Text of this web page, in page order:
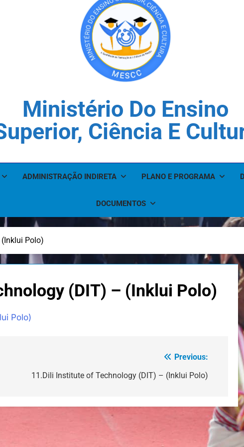
Ministério Do Ensino
Ciência E
ADMINISTRAÇÃO INDIRETA PLANO E PROGRAMA
DOCUMENTOS
Polo)
(DIT) – (Inklui Polo)
Polo)
Previous:
11.Dili Institute of Technology (DIT) – (Inklui Polo)